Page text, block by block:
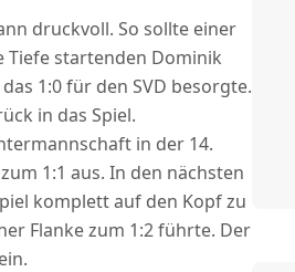
druckvoll. So sollte einer
Tiefe startenden Dominik
1:0 für den SVD besorgte.
in das Spiel.
in der 14.
1:1 aus. In den nächsten
komplett auf den Kopf zu
Flanke zum 1:2 führte. Der